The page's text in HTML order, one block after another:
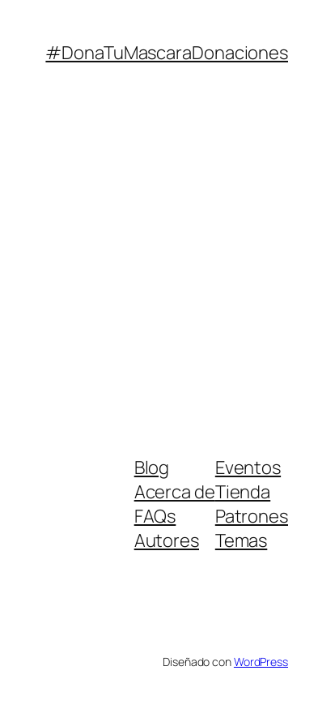
#DonaTuMascaraDonaciones
Blog
Acerca de
FAQs
Autores
Eventos
Tienda
Patrones
Temas
Diseñado conWordPress